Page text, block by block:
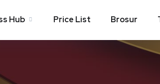
Hub Price List Brosur